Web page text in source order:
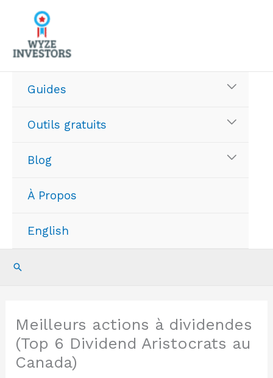
contenu
Guides
Outils gratuits
Blog
À Propos
English
Recherche
Meilleurs actions à dividendes
(Top 6 Dividend Aristocrats au
Canada)